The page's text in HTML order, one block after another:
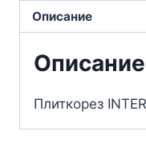
Описание
Описание
Плиткорез